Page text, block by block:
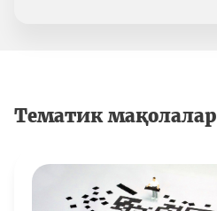
Тематик мақолалар